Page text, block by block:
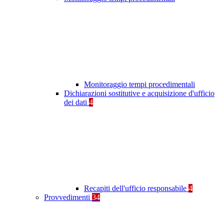
Monitoraggio tempi procedimentali
Dichiarazioni sostitutive e acquisizione d'ufficio
dei dati 4
Recapiti dell'ufficio responsabile 4
Provvedimenti 34